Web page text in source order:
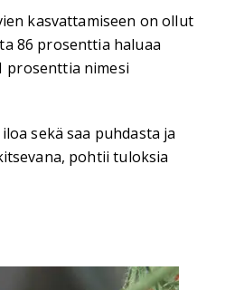
kasvattamiseen on ollut
86 prosenttia haluaa
prosenttia nimesi
sekä saa puhdasta ja
pohtii tuloksia